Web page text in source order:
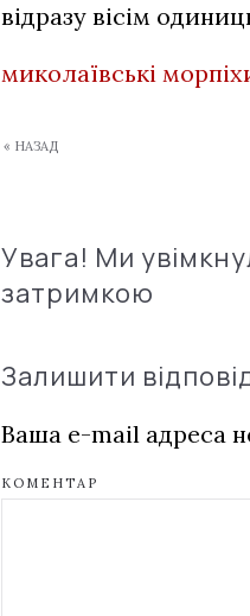
відразу вісім
миколаївські
« НАЗАД
Увага! Ми
затримкою
Залишити
Ваша e-mail адреса
КОМЕНТАР